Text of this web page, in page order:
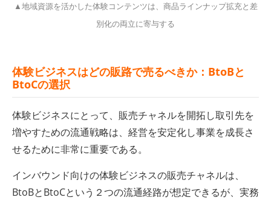
▲地域資源を活かした体験コンテンツは、商品ラインナップ拡充と差
別化の両立に寄与する
体験ビジネスはどの販路で売るべきか：BtoBと
BtoCの選択
体験ビジネスにとって、販売チャネルを開拓し取引先を
増やすための流通戦略は、経営を安定化し事業を成長さ
せるために非常に重要である。
インバウンド向けの体験ビジネスの販売チャネルは、
BtoBとBtoCという２つの流通経路が想定できるが、実務